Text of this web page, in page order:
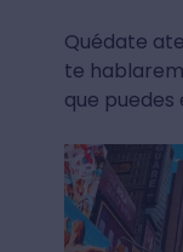
Quédate
te
que